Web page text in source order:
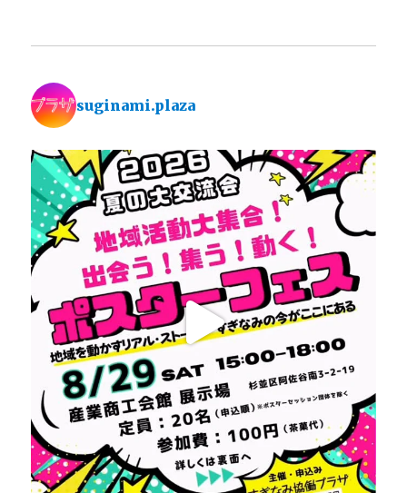
suginami.plaza